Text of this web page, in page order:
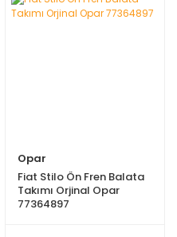
Opar
Fiat Stilo Ön Fren Balata
Takımı Orjinal Opar
77364897